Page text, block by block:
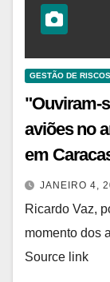
GESTÃO DE
"Ouviram-
aviões no
em
JANEIRO 4,
Ricardo Vaz,
momento dos
Source link